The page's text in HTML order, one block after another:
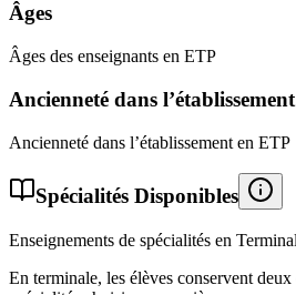
Âges
Âges des enseignants en ETP
Ancienneté dans l’établissement
Ancienneté dans l’établissement en ETP
Spécialités Disponibles
Enseignements de spécialités en
En terminale, les élèves conservent